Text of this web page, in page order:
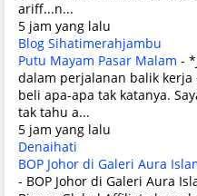
ariff...n...
5 jam yang lalu
Blog Sihatimerahjambu
Putu Mayam Pasar Malam -
dalam perjalanan balik
beli apa-apa tak katanya.
tak tahu a...
5 jam yang lalu
Denaihati
BOP Johor di Galeri Aura
- BOP Johor di Galeri Aura